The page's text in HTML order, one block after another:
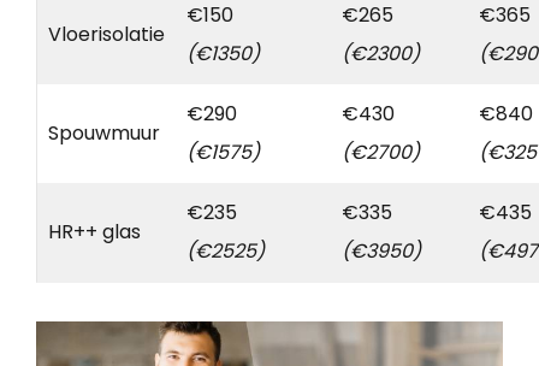
Vloerisolatie
€150
(€1350)
€265
(€2300)
€365
Spouwmuur
€290
(€1575)
€430
(€2700)
€840
HR++ glas
€235
(€2525)
€335
(€3950)
€435